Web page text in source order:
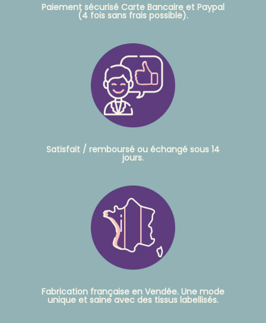
Paiement sécurisé Carte Bancaire et Paypal
(4 fois sans frais possible).
Satisfait / remboursé ou échangé sous 14
jours.
Fabrication française en Vendée. Une mode
unique et saine avec des tissus labellisés.